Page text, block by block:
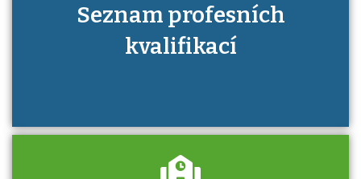
Seznam profesních
kvalifikací